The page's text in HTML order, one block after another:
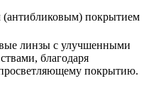
покрытием
линзы с улучшенными
благодаря
покрытию.